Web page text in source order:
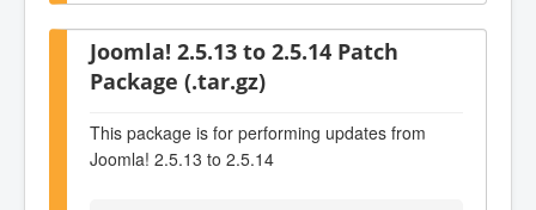
Joomla! 2.5.13 to 2.5.14 Patch
Package (.tar.gz)
This package is for performing updates from
Joomla! 2.5.13 to 2.5.14